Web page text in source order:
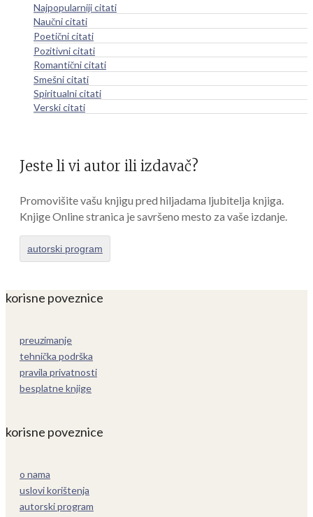
Najpopularniji citati
Naučni citati
Poetični citati
Pozitivni citati
Romantični citati
Smešni citati
Spiritualni citati
Verski citati
Jeste li vi autor ili izdavač?
Promovišite vašu knjigu pred hiljadama ljubitelja knjiga.
Knjige Online stranica je savršeno mesto za vaše izdanje.
autorski program
korisne poveznice
preuzimanje
tehnička podrška
pravila privatnosti
besplatne knjige
korisne poveznice
o nama
uslovi korištenja
autorski program